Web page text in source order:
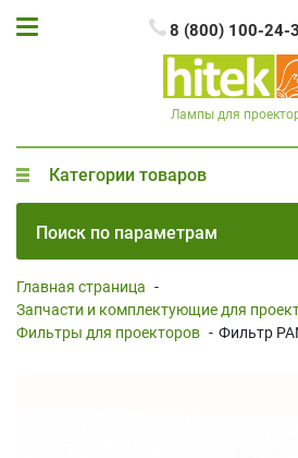
8 (800) 100-24-
Лампы для
Категории товаров
Поиск по параметрам
Главная страница -
Фильтры для проекторов - Фильтр